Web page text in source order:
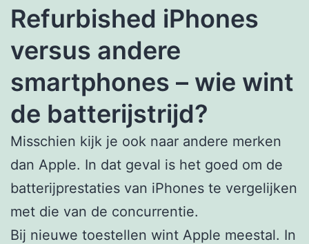
Refurbished iPhones
versus andere
smartphones – wie wint
de batterijstrijd?
Misschien kijk je ook naar andere merken
dan Apple. In dat geval is het goed om de
batterijprestaties van iPhones te vergelijken
met die van de concurrentie.
Bij nieuwe toestellen wint Apple meestal. In